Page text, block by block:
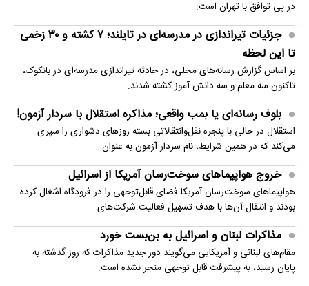
در پی توافق با تهران است.
جزئیات تیراندازی در مدرسه‌ای در تایلند؛ ۷ کشته و ۳۰ زخمی
تا این لحظه
بر اساس گزارش رسانه‌های محلی، در حادثه تیراندازی مدرسه‌ای در بانکوک،
تاکنون سه معلم و سه دانش آموز کشته شدند.
بلوف رسانه‌ای یا بمب واقعی؛ مذاکره استقلال با سردار آزمون!
استقلال در حالی با پنجره نقل‌وانتقالاتی بسته روزهای دشواری را سپری
می‌کند که در همین شرایط، نام سردار آزمون به عنوان…
خروج هواپیماهای سوخت‌رسان آمریکا از اسرائیل
هواپیماهای سوخت‌رسان آمریکا فضای قابل‌توجهی را در فرودگاه اشغال کرده
بودند و انتقال آن‌ها با هدف تسهیل فعالیت شرکت‌های…
مذاکرات لبنان و اسرائیل به بن‌بست خورد
مقام‌های لبنانی و آمریکایی می‌گویند دور جدید مذاکرات که روز گذشته به
پایان رسید، به پیشرفت قابل توجهی منجر نشده است.